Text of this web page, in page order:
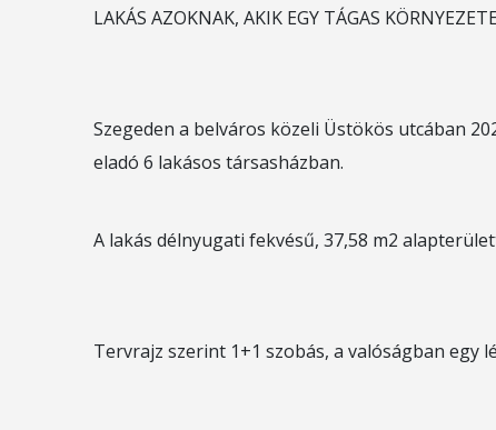
LAKÁS AZOKNAK, AKIK EGY TÁGAS
Szegeden a belváros közeli Üstökös utcában
eladó 6 lakásos társasházban.
A lakás délnyugati fekvésű, 37,58 m2
Tervrajz szerint 1+1 szobás, a valóságban egy